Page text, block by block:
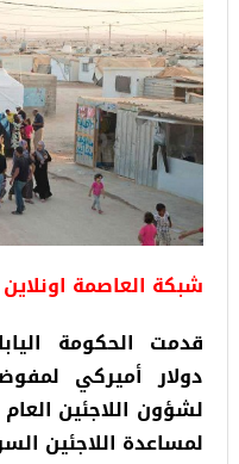
شبكة العاصمة اونلاين
دولار أميركي
لشؤون اللاجئين
لمساعدة اللاجئين